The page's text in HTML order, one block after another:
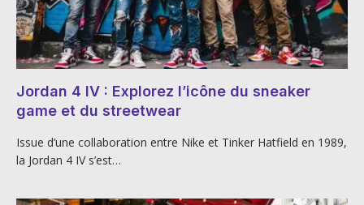
Jordan 4 IV : Explorez l’icône du sneaker
game et du streetwear
Issue d’une collaboration entre Nike et Tinker Hatfield en 1989,
la Jordan 4 IV s’est…